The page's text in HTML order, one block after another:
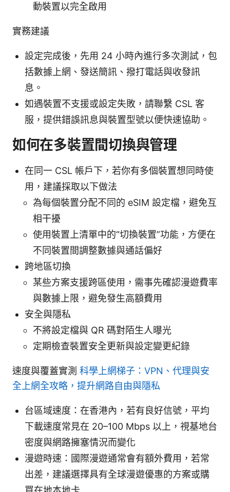
動裝置以完全啟用
實務建議
設定完成後，先用 24 小時內進行多次測試，包
括數據上網、發送簡訊、撥打電話與收發訊
息。
如遇裝置不支援或設定失敗，請聯繫 CSL 客
服，提供錯誤訊息與裝置型號以便快速協助。
如何在多裝置間切換與管理
在同一 CSL 帳戶下，若你有多個裝置想同時使
用，建議採取以下做法
為每個裝置分配不同的 eSIM 設定檔，避免互
相干擾
使用裝置上清單中的“切換裝置”功能，方便在
不同裝置間調整數據與通話偏好
跨地區切換
某些方案支援跨區使用，需事先確認漫遊費率
與數據上限，避免發生高額費用
安全與隱私
不將設定檔與 QR 碼對陌生人曝光
定期檢查裝置安全更新與設定變更紀錄
速度與覆蓋實測 科學上網梯子：VPN、代理與安
全上網全攻略，提升網路自由與隱私
台區域速度：在香港內，若有良好信號，平均
下載速度常見在 20–100 Mbps 以上，視基地台
密度與網路擁塞情況而變化
漫遊時速：國際漫遊通常會有額外費用，若常
出差，建議選擇具有全球漫遊優惠的方案或購